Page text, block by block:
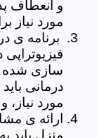
و انعطاف
مورد نیاز
برنامه ی
سازی شده
درمانی
مورد
ارائه ی
منزل باید